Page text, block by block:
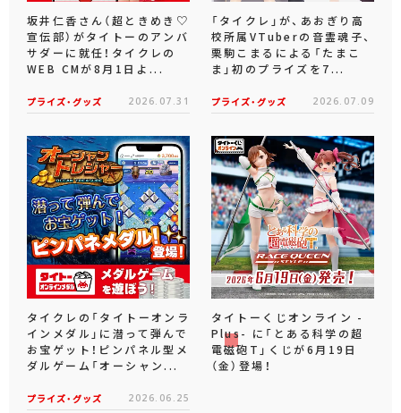
坂井仁香さん（超ときめき♡
宣伝部）がタイトーのアンバ
サダーに就任！タイクレの
WEB CMが8月1日よ...
プライズ・グッズ 2026.07.31
「タイクレ」が、あおぎり高
校所属VTuberの音霊魂子、
栗駒こまるによる「たまこ
ま」初のプライズを7...
プライズ・グッズ 2026.07.09
タイクレの「タイトーオンラ
インメダル」に潜って弾んで
お宝ゲット！ピンパネル型メ
ダルゲーム「オーシャン...
プライズ・グッズ 2026.06.25
タイトーくじオンライン -
Plus- に「とある科学の超
電磁砲T」くじが6月19日
（金）登場！